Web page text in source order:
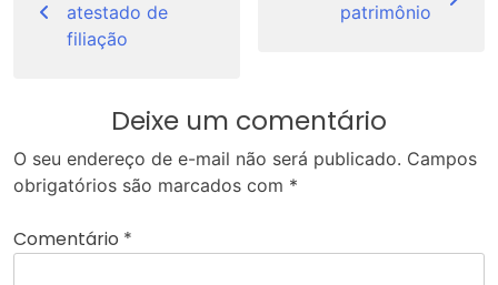
Postatestado de
filiação
patrimônio
Deixe um comentário
O seu endereço de e-mail não será publicado. Campos
obrigatórios são marcados com *
Comentário *